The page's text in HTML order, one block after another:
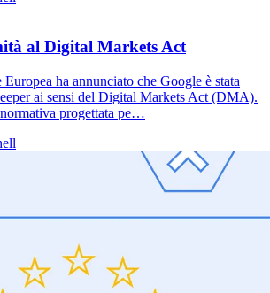
al Digital Markets Act
ha annunciato che Google è stata
ai sensi del Digital Markets Act (DMA).
progettata pe…